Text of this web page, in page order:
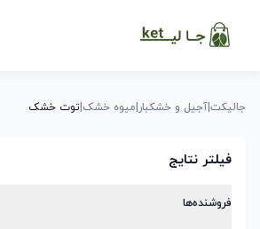
جالیکتآجیل و خشکبار میوه خشک توت خشک
فیلتر نتایج
فروشنده‌ها